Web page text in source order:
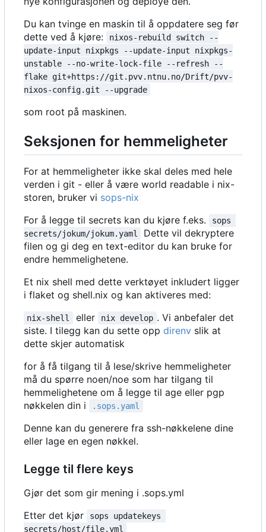
Du kan tvinge en maskin til å oppdatere seg før
dette ved å kjøre:
nixos-rebuild switch --
update-input nixpkgs --update-input nixpkgs-
unstable --no-write-lock-file --refresh --
flake git+https://git.pvv.ntnu.no/Drift/pvv-
nixos-config.git --upgrade
som root på maskinen.
Seksjonen for hemmeligheter
For at hemmeligheter ikke skal deles med hele
verden i git - eller å være world readable i nix-
storen, bruker vi sops-nix
For å legge til secrets kan du kjøre f.eks.
sops
secrets/jokum/jokum.yaml
Dette vil dekryptere
filen og gi deg en text-editor du kan bruke for
endre hemmelighetene.
Et nix shell med dette verktøyet inkludert ligger
i flaket og shell.nix og kan aktiveres med:
nix-shell eller nix develop . Vi anbefaler det
siste. I tilegg kan du sette opp direnv slik at
dette skjer automatisk
for å få tilgang til å lese/skrive hemmeligheter
må du spørre noen/noe som har tilgang til
hemmelighetene om å legge til age eller pgp
nøkkelen din i
.sops.yaml
Denne kan du generere fra ssh-nøkkelene dine
eller lage en egen nøkkel.
Legge til flere keys
Gjør det som gir mening i .sops.yml
Etter det kjør
sops updatekeys
secrets/host/file.yml